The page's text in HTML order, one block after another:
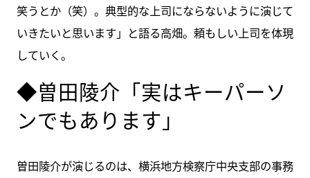
笑うとか（笑）。典型的な上司にならないように演じて
いきたいと思います」と語る高畑。頼もしい上司を体現
していく。
◆曽田陵介「実はキーパーソ
ンでもあります」
曽田陵介が演じるのは、横浜地方検察庁中央支部の事務